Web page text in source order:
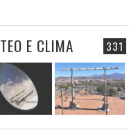
331
E CLIMA